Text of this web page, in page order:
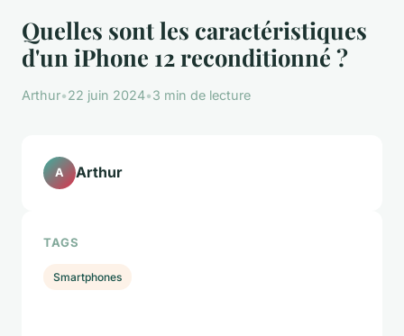
Quelles sont les caractéristiques
d'un iPhone 12 reconditionné ?
Arthur•22 juin 2024•3 min de lecture
A Arthur
TAGS
Smartphones